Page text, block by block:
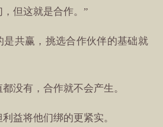
但这就是合作。”
是共赢，挑选合作伙伴的基础就
没有，合作就不会产生。
益将他们绑的更紧实。